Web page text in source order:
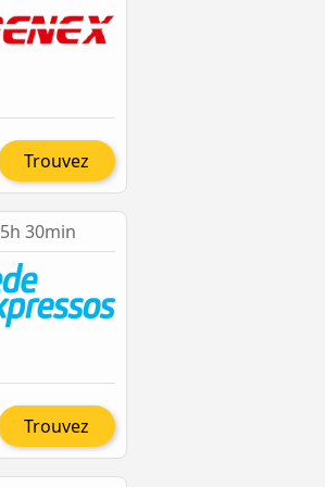
Trouvez
5h 30min
Trouvez